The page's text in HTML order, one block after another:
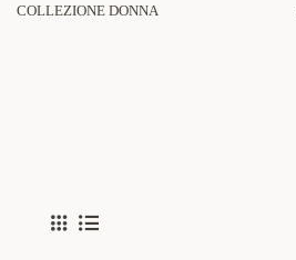
COLLEZIONE DONNA